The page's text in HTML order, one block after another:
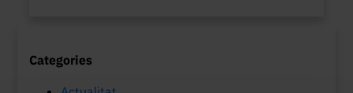
Categories